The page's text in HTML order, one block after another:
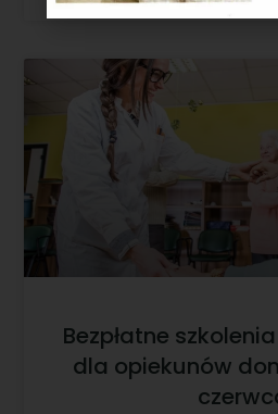
Bezpłatne
dla opiekunów